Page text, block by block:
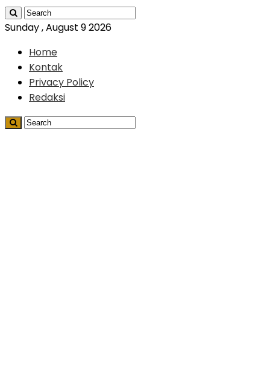
Sunday , August 9 2026
Home
Kontak
Privacy Policy
Redaksi